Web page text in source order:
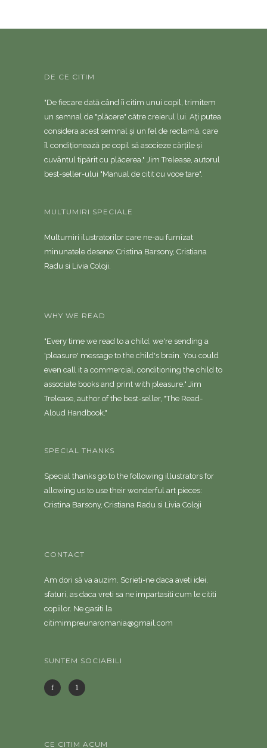
DE CE CITIM
"De fiecare dată când îi citim unui copil, trimitem
un semnal de "plăcere" către creierul lui. Ați putea
considera acest semnal și un fel de reclamă, care
îl condiționează pe copil să asocieze cărțile și
cuvântul tipărit cu plăcerea." Jim Trelease, autorul
best-seller-ului "Manual de citit cu voce tare".
MULTUMIRI SPECIALE
Multumiri ilustratorilor care ne-au furnizat
minunatele desene: Cristina Barsony, Cristiana
Radu si Livia Coloji.
WHY WE READ
"Every time we read to a child, we're sending a
'pleasure' message to the child's brain. You could
even call it a commercial, conditioning the child to
associate books and print with pleasure." Jim
Trelease, author of the best-seller, "The Read-
Aloud Handbook."
SPECIAL THANKS
Special thanks go to the following illustrators for
allowing us to use their wonderful art pieces:
Cristina Barsony, Cristiana Radu si Livia Coloji
CONTACT
Am dori să va auzim. Scrieti-ne daca aveti idei,
sfaturi, as daca vreti sa ne impartasiti cum le cititi
copiilor. Ne gasiti la
citimimpreunaromania@gmail.com
SUNTEM SOCIABILI
CE CITIM ACUM